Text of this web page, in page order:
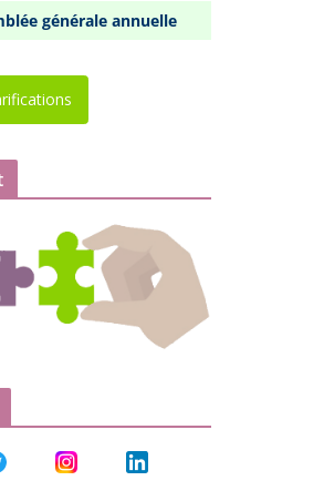
générale annuelle